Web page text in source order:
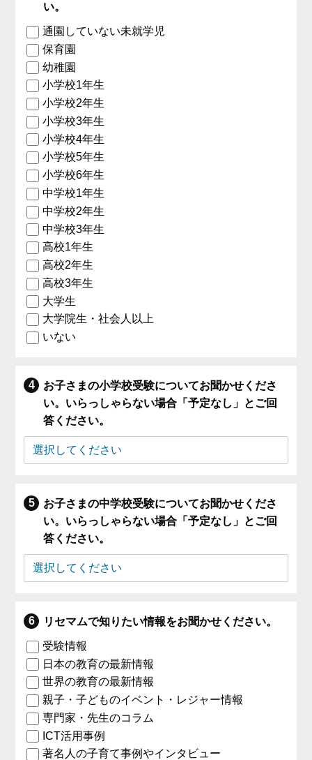
い。
通園していない未就学児
保育園
幼稚園
小学校1年生
小学校2年生
小学校3年生
小学校4年生
小学校5年生
小学校6年生
中学校1年生
中学校2年生
中学校3年生
高校1年生
高校2年生
高校3年生
大学生
大学院生・社会人以上
いない
お子さまの小学校受験についてお聞かせくださ
い。いらっしゃらない場合「予定なし」とご回
答ください。
お子さまの中学校受験についてお聞かせくださ
い。いらっしゃらない場合「予定なし」とご回
答ください。
リセマムで知りたい情報をお聞かせください。
受験情報
日本の教育の最新情報
世界の教育の最新情報
親子・子どものイベント・レジャー情報
専門家・先生のコラム
ICT活用事例
著名人の子育て事例やインタビュー